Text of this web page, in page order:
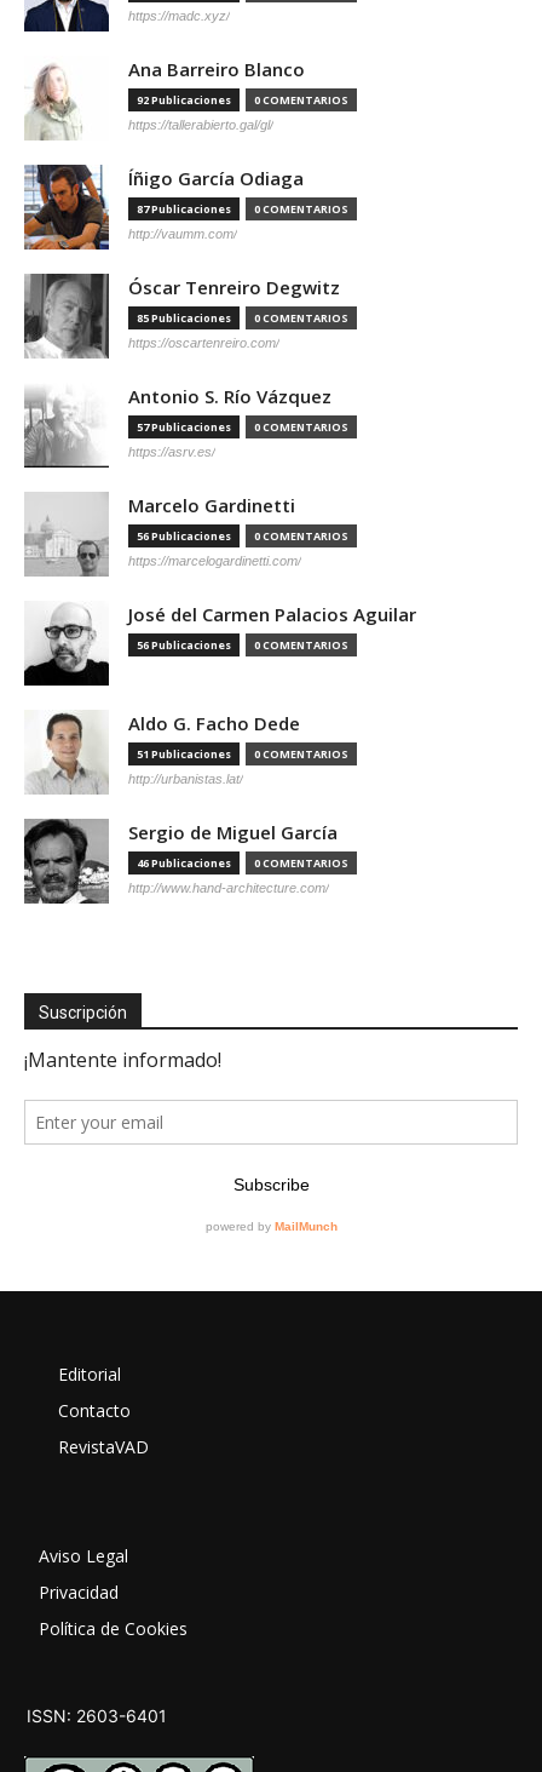
https://madc.xyz/
Ana Barreiro Blanco
92 Publicaciones 0 COMENTARIOS
https://tallerabierto.gal/gl/
Íñigo García Odiaga
87 Publicaciones 0 COMENTARIOS
http://vaumm.com/
Óscar Tenreiro Degwitz
85 Publicaciones 0 COMENTARIOS
https://oscartenreiro.com/
Antonio S. Río Vázquez
57 Publicaciones 0 COMENTARIOS
https://asrv.es/
Marcelo Gardinetti
56 Publicaciones 0 COMENTARIOS
https://marcelogardinetti.com/
José del Carmen Palacios Aguilar
56 Publicaciones 0 COMENTARIOS
Aldo G. Facho Dede
51 Publicaciones 0 COMENTARIOS
http://urbanistas.lat/
Sergio de Miguel García
46 Publicaciones 0 COMENTARIOS
http://www.hand-architecture.com/
Suscripción
Editorial
Contacto
RevistaVAD
Aviso Legal
Privacidad
Política de Cookies
ISSN: 2603-6401